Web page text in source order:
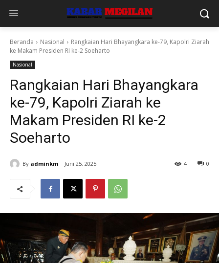
Beranda Nasional
Rangkaian Hari Bhayangkara ke-79, Kapolri Ziarah
ke Makam Presiden RI ke-2 Soeharto
Nasional
Rangkaian Hari Bhayangkara
ke-79, Kapolri Ziarah ke
Makam Presiden RI ke-2
Soeharto
By adminkm Juni 25, 2025 0
4